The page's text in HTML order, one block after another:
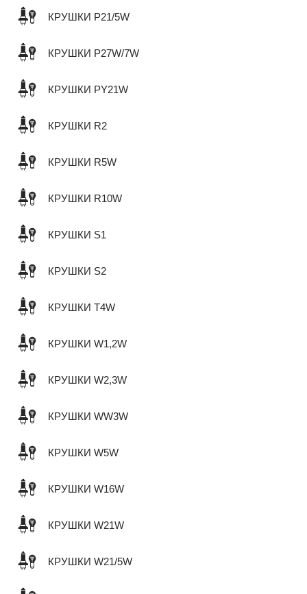
КРУШКИ P21/5W
КРУШКИ P27W/7W
КРУШКИ PY21W
КРУШКИ R2
КРУШКИ R5W
КРУШКИ R10W
КРУШКИ S1
КРУШКИ S2
КРУШКИ T4W
КРУШКИ W1,2W
КРУШКИ W2,3W
КРУШКИ WW3W
КРУШКИ W5W
КРУШКИ W16W
КРУШКИ W21W
КРУШКИ W21/5W